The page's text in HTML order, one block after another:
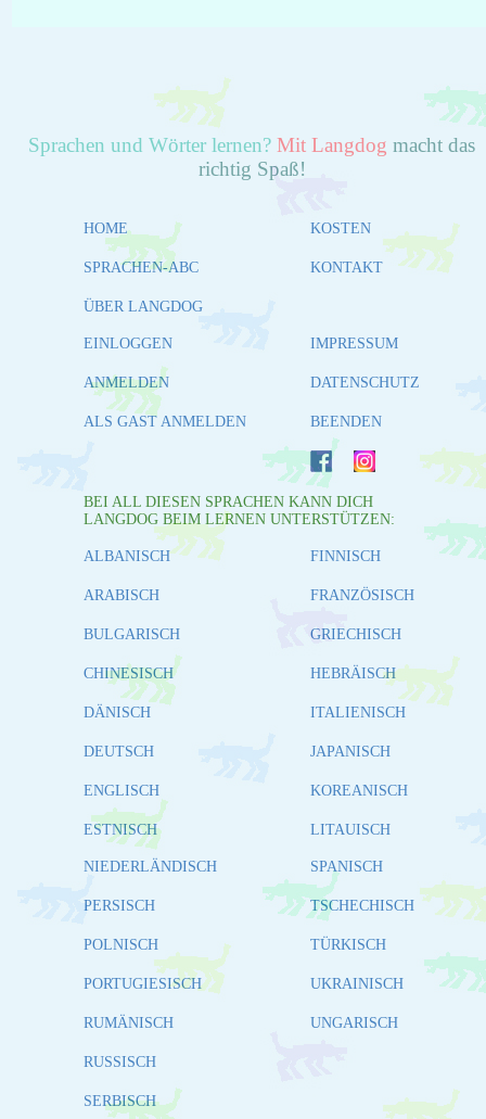
Sprachen und Wörter lernen? Mit Langdog macht das
richtig Spaß!
HOME
SPRACHEN-ABC
ÜBER LANGDOG
KOSTEN
KONTAKT
EINLOGGEN
ANMELDEN
ALS GAST ANMELDEN
IMPRESSUM
DATENSCHUTZ
BEENDEN
BEI ALL DIESEN SPRACHEN KANN DICH
LANGDOG BEIM LERNEN UNTERSTÜTZEN:
ALBANISCH
ARABISCH
BULGARISCH
CHINESISCH
DÄNISCH
DEUTSCH
ENGLISCH
ESTNISCH
FINNISCH
FRANZÖSISCH
GRIECHISCH
HEBRÄISCH
ITALIENISCH
JAPANISCH
KOREANISCH
LITAUISCH
NIEDERLÄNDISCH
PERSISCH
POLNISCH
PORTUGIESISCH
RUMÄNISCH
RUSSISCH
SERBISCH
SPANISCH
TSCHECHISCH
TÜRKISCH
UKRAINISCH
UNGARISCH